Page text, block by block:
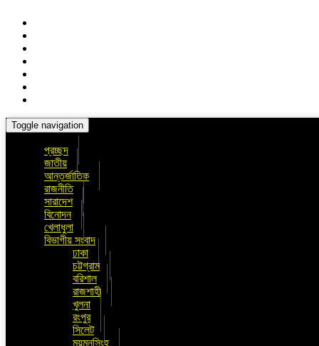
Toggle navigation
প্রচ্ছদ
জাতীয়
আন্তর্জাতিক
রাজনীতি
সারাদেশ
বিনোদন
খেলাধুলা
বিভাগীয় সংবাদ
ঢাকা
চট্টগ্রাম
বরিশাল
রাজশাহী
খুলনা
রংপুর
সিলেট
ময়মনসিংহ